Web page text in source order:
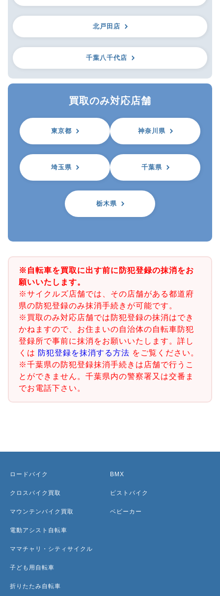
北戸田店
千葉八千代店
買取のみ対応店舗
東京都 神奈川県
埼玉県 千葉県
栃木県
※自転車を買取に出す前に防犯登録の抹消をお
願いいたします。
※サイクルズ店舗では、その店舗がある都道府
県の防犯登録のみ抹消手続きが可能です。
※買取のみ対応店舗では防犯登録の抹消はでき
かねますので、お住まいの自治体の自転車防犯
登録所で事前に抹消をお願いいたします。詳し
くは 防犯登録を抹消する方法 をご覧ください。
※千葉県の防犯登録抹消手続きは店舗で行うこ
とができません。千葉県内の警察署又は交番ま
でお電話下さい。
ロードバイク
クロスバイク買取
マウンテンバイク買取
電動アシスト自転車
ママチャリ・シティサイクル
子ども用自転車
折りたたみ自転車
BMX
ピストバイク
ベビーカー